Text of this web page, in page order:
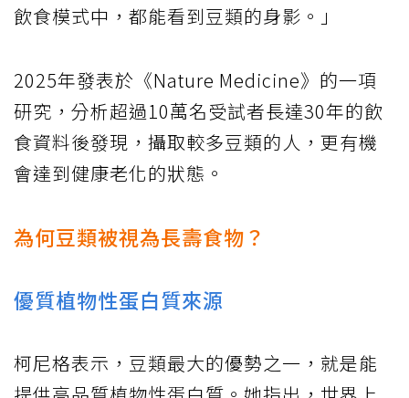
飲食模式中，都能看到豆類的身影。」
2025年發表於《Nature Medicine》的一項
研究，分析超過10萬名受試者長達30年的飲
食資料後發現，攝取較多豆類的人，更有機
會達到健康老化的狀態。
為何豆類被視為長壽食物？
優質植物性蛋白質來源
柯尼格表示，豆類最大的優勢之一，就是能